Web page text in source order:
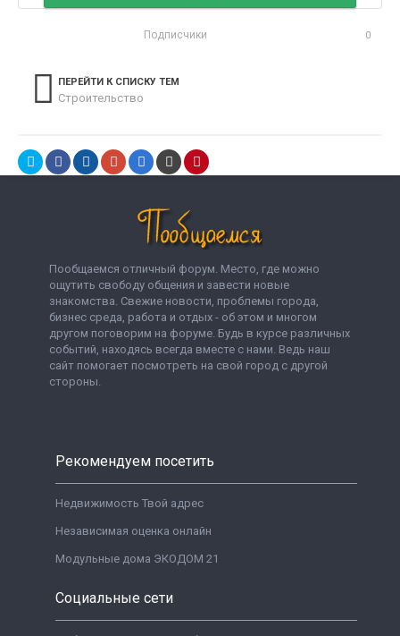
Подписчики 0
ПЕРЕЙТИ К СПИСКУ ТЕМ
Строительство
Пообщаемся отличный форум. Место, где можно
ощутить свободу общения и завести новые
знакомства. Свежие новости, проблемы города,
бизнес среда, работа и отдых - об этом и многом
другом поговорим на форуме. Будь в курсе различных
событий, находясь всегда вместе с нами. Ведь наш
сайт помогает посмотреть на свой город с другой
стороны.
Рекомендуем посетить
Недвижимость Твой адрес
Независимая оценка онлайн
Модульные дома ЭКОДОМ 21
Социальные сети